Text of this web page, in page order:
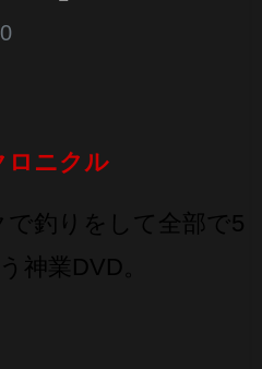
ロニクル
釣りをして全部で5
神業DVD。